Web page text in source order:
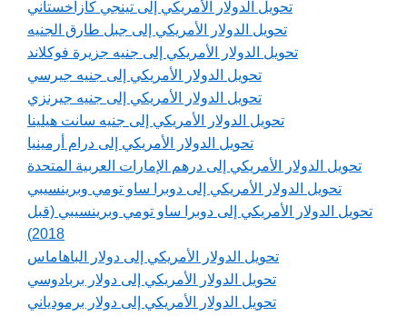
تحويل الدولار الأمريكي إلى تينجي كازاخستاني
تحويل الدولار الأمريكي إلى جبل طارق الجنيه
تحويل الدولار الأمريكي إلى جنيه جزيرة فوكلاند
تحويل الدولار الأمريكي إلى جنيه جيرسي
تحويل الدولار الأمريكي إلى جنيه جيرنزي
تحويل الدولار الأمريكي إلى جنيه سانت هيلينا
تحويل الدولار الأمريكي إلى درام أرمينيا
تحويل الدولار الأمريكي إلى درهم الإمارات العربية المتحدة
تحويل الدولار الأمريكي إلى دوبرا ساو تومي وبرينسيبي
تحويل الدولار الأمريكي إلى دوبرا ساو تومي وبرينسيبي (قبل
2018)
تحويل الدولار الأمريكي إلى دولار الباهاماس
تحويل الدولار الأمريكي إلى دولار بربادوسي
تحويل الدولار الأمريكي إلى دولار برمودياني